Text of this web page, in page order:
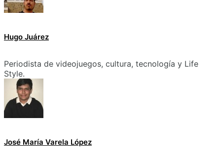
Hugo Juárez
Periodista de videojuegos, cultura, tecnología y Life
Style.
José María Varela López